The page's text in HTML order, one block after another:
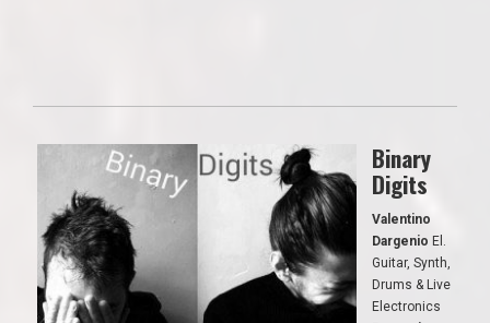
Binary
Digits
Valentino
Dargenio El.
Guitar, Synth,
Drums & Live
Electronics